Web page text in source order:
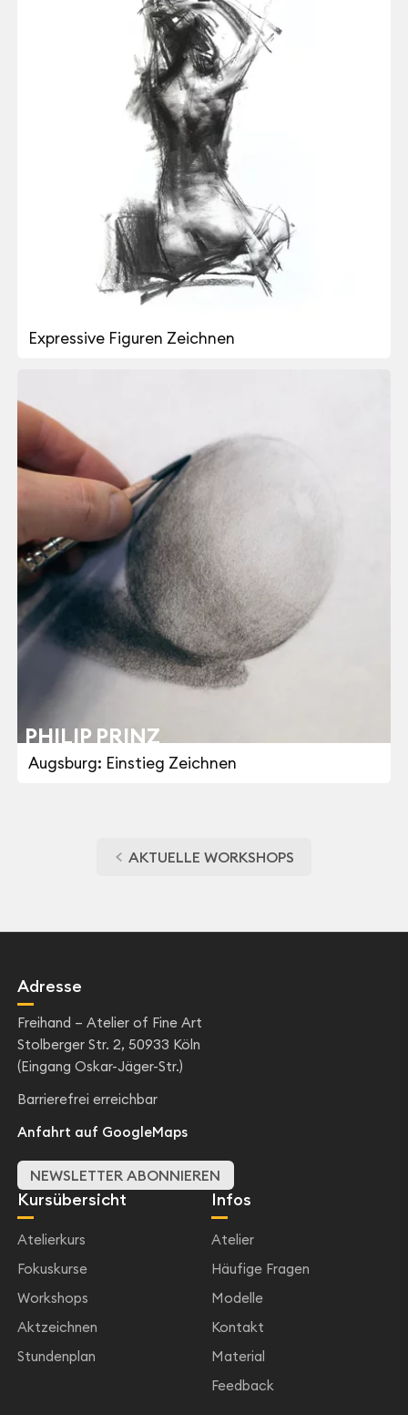
Expressive Figuren Zeichnen
PHILIP PRINZ
Augsburg: Einstieg Zeichnen
AKTUELLE WORKSHOPS
Adresse
Freihand – Atelier of Fine Art
Stolberger Str. 2, 50933 Köln
(Eingang Oskar-Jäger-Str.)
Barrierefrei erreichbar
Anfahrt auf GoogleMaps
NEWSLETTER ABONNIEREN
Kursübersicht
Atelierkurs
Fokuskurse
Workshops
Aktzeichnen
Stundenplan
Infos
Atelier
Häufige Fragen
Modelle
Kontakt
Material
Feedback